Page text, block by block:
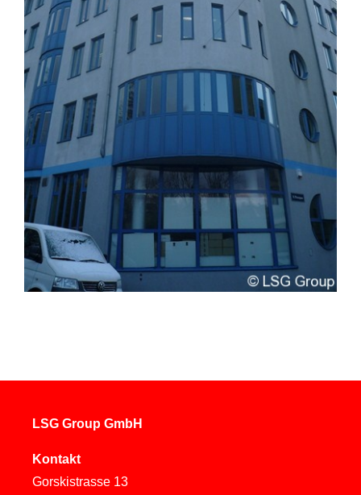
LSG Group GmbH
Kontakt
Gorskistrasse 13